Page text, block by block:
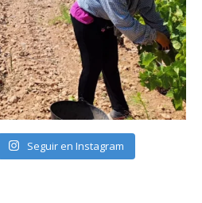
Seguir en Instagram